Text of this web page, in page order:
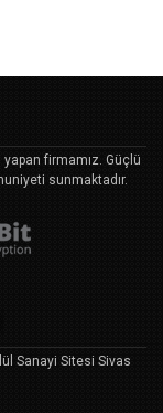
yapan firmamız. Güçlü
sunmaktadır.
Sanayi Sitesi Sivas